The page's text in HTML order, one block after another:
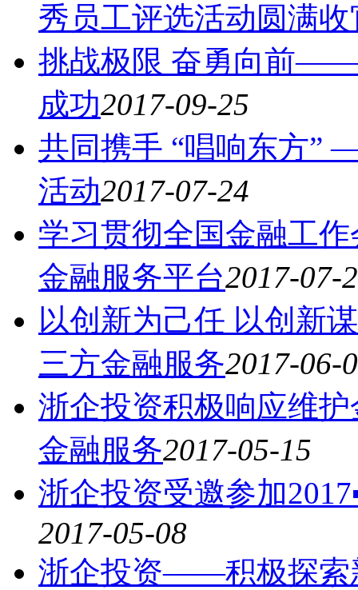
秀员工评选活动圆满收
挑战极限 奋勇向前
成功2017-09-25
共同携手 “唱响东方”
活动2017-07-24
学习贯彻全国金融工
金融服务平台2017-07-
以创新为己任 以创新
三方金融服务2017-06-
浙企投资积极响应维
金融服务2017-05-15
浙企投资受邀参加
2017-05-08
浙企投资——积极探索